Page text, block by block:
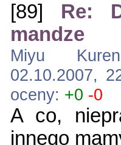
[89] Re:
mandze
Miyu
02.10.2007,
oceny: +0 -0
A co,
innego